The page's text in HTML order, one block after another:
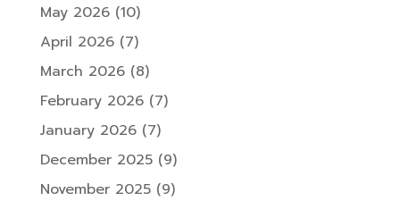
May 2026(10)
April 2026(7)
March 2026(8)
February 2026(7)
January 2026(7)
December 2025(9)
November 2025(9)